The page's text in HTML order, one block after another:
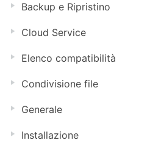
Backup e Ripristino
Cloud Service
Elenco compatibilità
Condivisione file
Generale
Installazione